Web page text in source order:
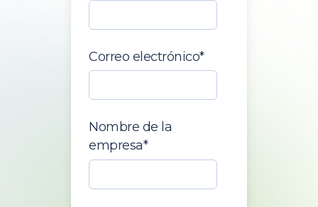
Correo electrónico*
Nombre de la
empresa*